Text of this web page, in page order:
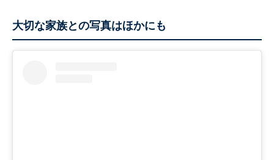
大切な家族との写真はほかにも